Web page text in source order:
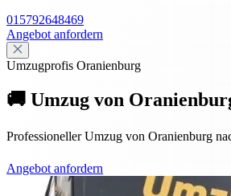
015792648469
Angebot anfordern
Umzugprofis Oranienburg
🚚 Umzug von
Professioneller Umzug von Oranienburg
Angebot anfordern